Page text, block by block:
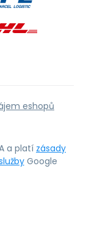
eshopů
a platí zásady
Google